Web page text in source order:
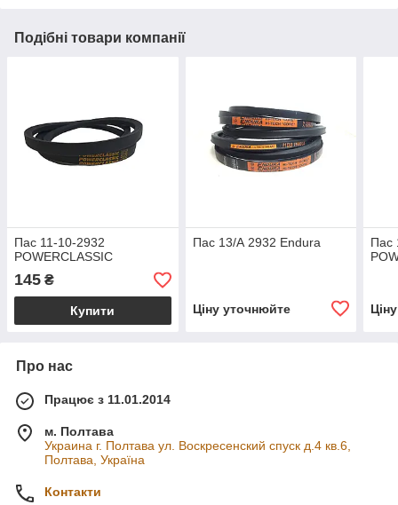
Подібні товари компанії
Пас 11-10-2932
POWERCLASSIC
145 ₴
Купити
Пас 13/А 2932 Endura
Ціну уточнюйте
Пас
Про нас
Працює з 11.01.2014
м. Полтава
Украина г. Полтава ул. Воскресенский спуск д.4 кв.6,
Полтава, Україна
Контакти